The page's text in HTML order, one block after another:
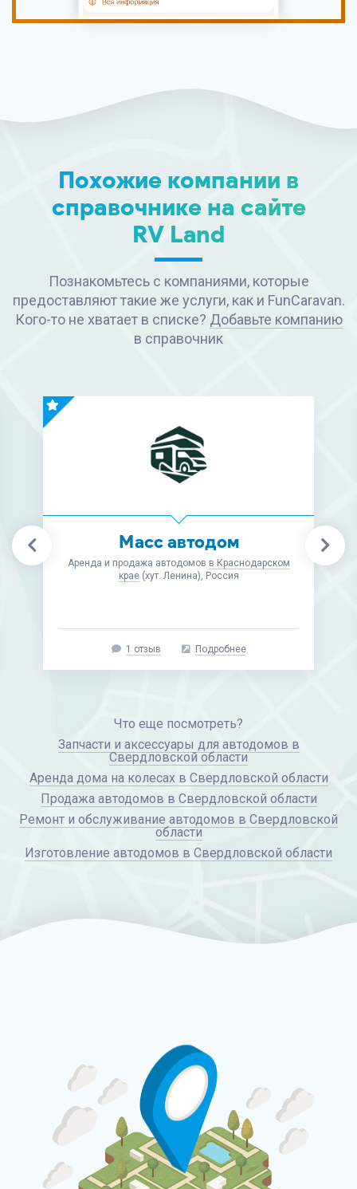
Похожие компании в
справочнике на сайте
RV Land
Познакомьтесь с компаниями, которые
предоставляют такие же услуги, как и FunCaravan.
Кого-то не хватает в списке? Добавьте компанию
в справочник
Retrailer
Запчасти и аксессуары для автодомов, товары
для автотуризма и оснащение кемпингов
33 отзыва
Рейтинг 9,7 из 10
Подробнее
Что еще посмотреть?
Запчасти и аксессуары для автодомов в
Свердловской области
Аренда дома на колесах в Свердловской области
Продажа автодомов в Свердловской области
Ремонт и обслуживание автодомов в Свердловской
области
Изготовление автодомов в Свердловской области